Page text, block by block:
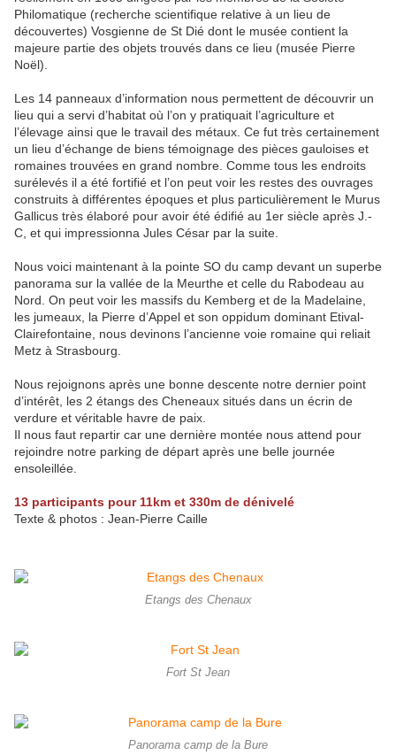
Philomatique (recherche scientifique relative à un lieu de
découvertes) Vosgienne de St Dié dont le musée contient la
majeure partie des objets trouvés dans ce lieu (musée Pierre
Noël).
Les 14 panneaux d’information nous permettent de découvrir un
lieu qui a servi d’habitat où l’on y pratiquait l’agriculture et
l’élevage ainsi que le travail des métaux. Ce fut très certainement
un lieu d’échange de biens témoignage des pièces gauloises et
romaines trouvées en grand nombre. Comme tous les endroits
surélevés il a été fortifié et l’on peut voir les restes des ouvrages
construits à différentes époques et plus particulièrement le Murus
Gallicus très élaboré pour avoir été édifié au 1er siècle après J.-
C, et qui impressionna Jules César par la suite.
Nous voici maintenant à la pointe SO du camp devant un superbe
panorama sur la vallée de la Meurthe et celle du Rabodeau au
Nord. On peut voir les massifs du Kemberg et de la Madelaine,
les jumeaux, la Pierre d’Appel et son oppidum dominant Etival-
Clairefontaine, nous devinons l’ancienne voie romaine qui reliait
Metz à Strasbourg.
Nous rejoignons après une bonne descente notre dernier point
d’intérêt, les 2 étangs des Cheneaux situés dans un écrin de
verdure et véritable havre de paix.
Il nous faut repartir car une dernière montée nous attend pour
rejoindre notre parking de départ après une belle journée
ensoleillée.
13 participants pour 11km et 330m de dénivelé
Texte & photos : Jean-Pierre Caille
Etangs des Chenaux
Fort St Jean
Panorama camp de la Bure